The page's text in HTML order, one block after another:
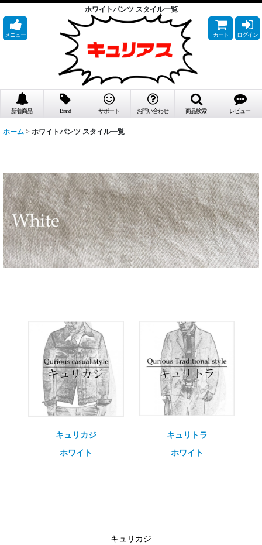
ホワイトパンツ スタイル一覧
メニュー カート ログイン
新着商品 Brand サポート お問い合わせ 商品検索 レビュー
ホーム > ホワイトパンツ スタイル一覧
キュリカジ
ホワイト
キュリトラ
ホワイト
キュリカジ